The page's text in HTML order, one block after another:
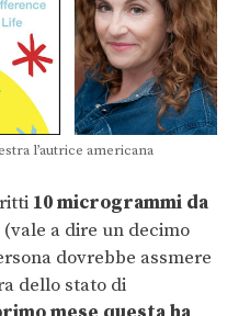
l’autrice americana
10 microgrammi da
(vale a dire un decimo
dovrebbe assmere
dello stato di